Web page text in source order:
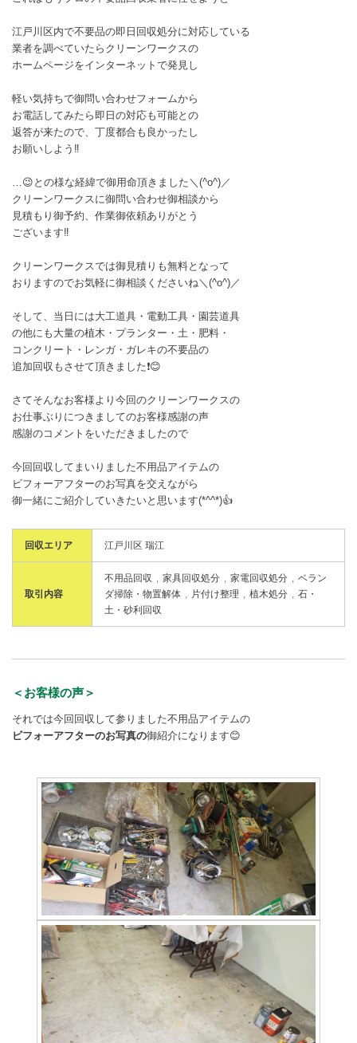
江戸川区内で不要品の即日回収処分に対応している
業者を調べていたらクリーンワークスの
ホームページをインターネットで発見し
軽い気持ちで御問い合わせフォームから
お電話してみたら即日の対応も可能との
返答が来たので、丁度都合も良かったし
お願いしよう‼️
…😉との様な経緯で御用命頂きました＼(^o^)／
クリーンワークスに御問い合わせ御相談から
見積もり御予約、作業御依頼ありがとう
ございます‼️
クリーンワークスでは御見積りも無料となって
おりますのでお気軽に御相談くださいね＼(^o^)／
そして、当日には大工道具・電動工具・園芸道具
の他にも大量の植木・プランター・土・肥料・
コンクリート・レンガ・ガレキの不要品の
追加回収もさせて頂きました❗😊
さてそんなお客様より今回のクリーンワークスの
お仕事ぶりにつきましてのお客様感謝の声
感謝のコメントをいただきましたので
今回回収してまいりました不用品アイテムの
ビフォーアフターのお写真を交えながら
御一緒にご紹介していきたいと思います(*^^*)👍
回収エリア 江戸川区 瑞江
取引内容
不用品回収 家具回収処分 家電回収処分
ベラン
ダ掃除・物置解体
片付け整理 植木処分
石・
土・砂利回収
＜お客様の声＞
それでは今回回収して参りました不用品アイテムの
ビフォーアフターのお写真の御紹介になります😊